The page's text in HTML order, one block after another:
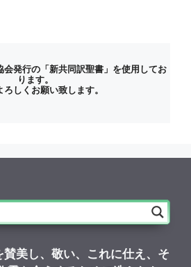
会発行の「新共同訳聖書」を使用してお
ります。
ろしくお願い致します。
賛美し、敬い、これに仕え、そ